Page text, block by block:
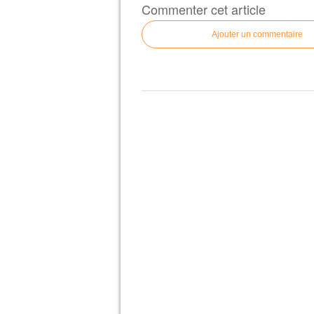
Commenter cet article
Ajouter un commentaire